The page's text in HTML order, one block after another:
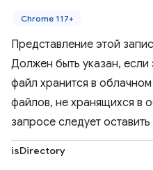
Chrome 117+
Представление этой
Должен быть указан, если
файл хранится в
файлов, не хранящихся в
запросе следует
isDirectory